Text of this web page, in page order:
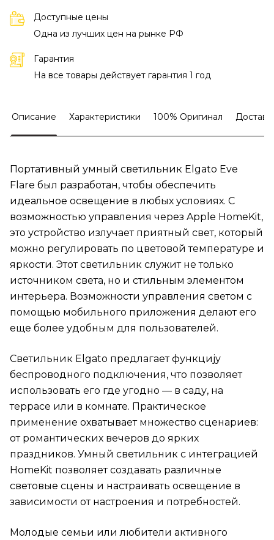
Доступные цены
Одна из лучших цен на рынке РФ
Гарантия
На все товары действует гарантия 1 год
Описание Характеристики 100% Оригинал
Портативный умный светильник Elgato Eve
Flare был разработан, чтобы обеспечить
идеальное освещение в любых условиях. С
возможностью управления через Apple HomeKit,
это устройство излучает приятный свет, который
можно регулировать по цветовой температуре и
яркости. Этот светильник служит не только
источником света, но и стильным элементом
интерьера. Возможности управления светом с
помощью мобильного приложения делают его
еще более удобным для пользователей.
Светильник Elgato предлагает функцију
беспроводного подключения, что позволяет
использовать его где угодно — в саду, на
террасе или в комнате. Практическое
применение охватывает множество сценариев:
от романтических вечеров до ярких
праздников. Умный светильник с интеграцией
HomeKit позволяет создавать различные
световые сцены и настраивать освещение в
зависимости от настроения и потребностей.
Молодые семьи или любители активного